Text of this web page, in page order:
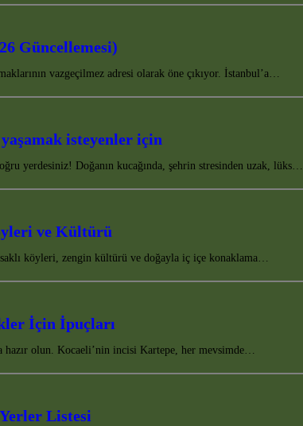
Güncellemesi)
vazgeçilmez adresi olarak öne çıkıyor. İstanbul’a…
isteyenler için
yerdesiniz! Doğanın kucağında, şehrin stresinden uzak, lüks…
ve Kültürü
saklı köyleri, zengin kültürü ve doğayla iç içe konaklama…
İçin İpuçları
hazır olun. Kocaeli’nin incisi Kartepe, her mevsimde…
Listesi